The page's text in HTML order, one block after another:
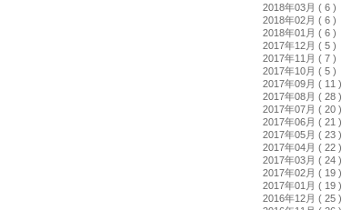
2018年03月 ( 6 )
2018年02月 ( 6 )
2018年01月 ( 6 )
2017年12月 ( 5 )
2017年11月 ( 7 )
2017年10月 ( 5 )
2017年09月 ( 11 )
2017年08月 ( 28 )
2017年07月 ( 20 )
2017年06月 ( 21 )
2017年05月 ( 23 )
2017年04月 ( 22 )
2017年03月 ( 24 )
2017年02月 ( 19 )
2017年01月 ( 19 )
2016年12月 ( 25 )